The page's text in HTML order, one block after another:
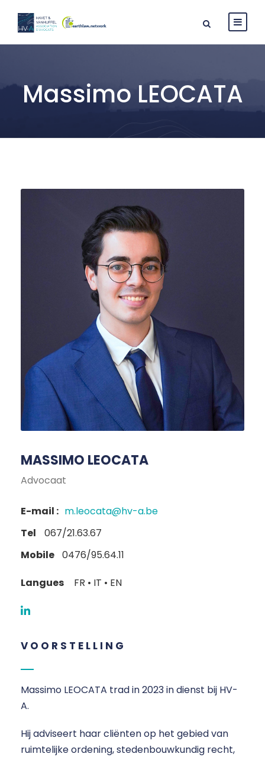
Massimo LEOCATA
MASSIMO LEOCATA
Advocaat
E-mail : m.leocata@hv-a.be
Tel
067/21.63.67
Mobile 0476/95.64.11
Langues FR • IT • EN
VOORSTELLING
Massimo LEOCATA trad in 2023 in dienst bij HV-
A.
Hij adviseert haar cliënten op het gebied van
ruimtelijke ordening, stedenbouwkundig recht,